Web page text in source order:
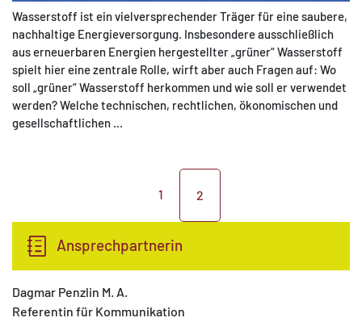
Wasserstoff ist ein vielversprechender Träger für eine saubere,
nachhaltige Energieversorgung. Insbesondere ausschließlich
aus erneuerbaren Energien hergestellter „grüner“ Wasserstoff
spielt hier eine zentrale Rolle, wirft aber auch Fragen auf: Wo
soll „grüner“ Wasserstoff herkommen und wie soll er verwendet
werden? Welche technischen, rechtlichen, ökonomischen und
gesellschaftlichen ...
1 2
Ansprechpartnerin
Dagmar Penzlin M. A.
Referentin für Kommunikation